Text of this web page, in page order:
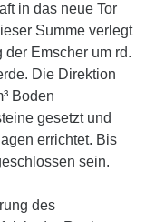
in das neue Tor
Summe verlegt
Emscher um rd.
Die Direktion
Boden
gesetzt und
errichtet. Bis
sein.
des